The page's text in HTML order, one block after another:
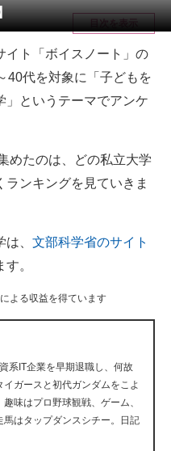
目次を表示
ト「ボイスノート」の
40代を対象に「子どもを
」というテーマでアンケ
めたのは、どの私立大学
ンキングを見ていきま
、 文部科学省のサイト
。
よる収益を得ています
系IT企業を早期退職し、何故
ガースと初代ガンダムをこよ
味はプロ野球観戦、ゲーム、
はタップダンスシチー。日記